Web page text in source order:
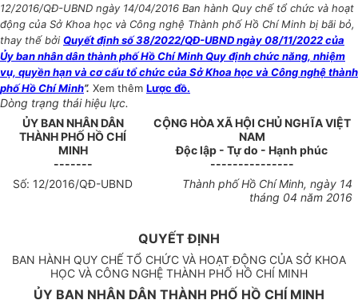
12/2016/QĐ-UBND ngày 14/04/2016 Ban hành Quy chế tổ chức và hoạt
động của Sở Khoa học và Công nghệ Thành phố Hồ Chí Minh bị bãi bỏ,
thay thế bởi Quyết định số 38/2022/QĐ-UBND ngày 08/11/2022 của
Ủy ban nhân dân thành phố Hồ Chí Minh Quy định chức năng, nhiệm
vụ, quyền hạn và cơ cấu tổ chức của Sở Khoa học và Công nghệ thành
phố Hồ Chí Minh”. Xem thêm Lược đồ.
Dòng trạng thái hiệu lực.
ỦY BAN NHÂNDÂN
THÀNH PHỐ HỒ CHÍ
MINH
-------
CỘNG HÒA XÃ HỘI CHỦ NGHĨA VIỆT
NAM
Độc lập - Tự do - Hạnh phúc
---------------
Số: 12/2016/QĐ-UBND Thành phố Hồ Chí Minh, ngày 14
tháng 04 năm 2016
QUYẾT ĐỊNH
BAN HÀNH QUY CHẾ TỔ CHỨC VÀ HOẠT ĐỘNG CỦA SỞ KHOA
HỌC VÀ CÔNG NGHỆ THÀNH PHỐ HỒ CHÍ MINH
ỦY BAN NHÂN DÂN THÀNH PHỐ HỒ CHÍ MINH